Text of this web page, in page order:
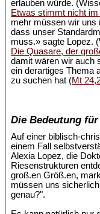
erlauben würde.
Etwas stimmt nicht
mehr müssen wir uns
dass unser
muss.» sagte Lopez.
Die Quasare, der
damit wären wir auch
ein derartiges Thema
zu suchen hat (Mt
Die Bedeutung
Auf einer biblisch-
einem Fall
Alexia Lopez, die
Riesenstrukturen
groß.en Größ.en,
müssen uns
genau?".